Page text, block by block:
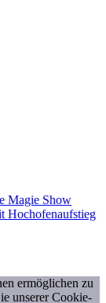
Magie Show
Hochofenaufstieg
ermöglichen zu
unserer Cookie-